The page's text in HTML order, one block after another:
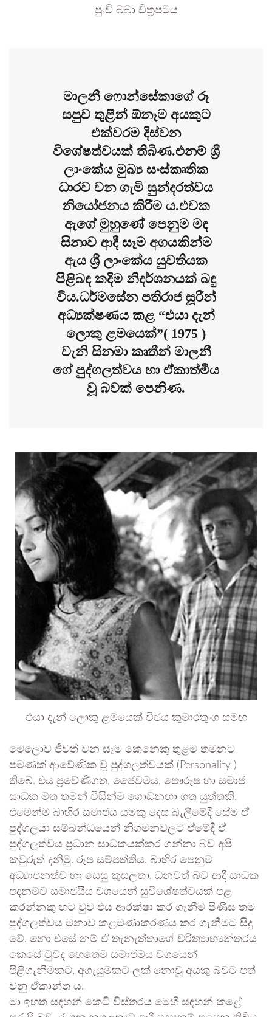
පුංචි බබා චිත්‍රපටය
මාලනී ෆොන්සේකාගේ රූ
සපුව තුළින් ඕනෑම අයකුට
එක්වරම දිස්වන
විශේෂත්වයක් තිබිණ.එනම් ශ්‍රී
ලාංකේය මුඛ්‍ය සංස්කෘතික
ධාරව වන ගැමි සුන්දරත්වය
නියෝජනය කිරීම ය.එවක
ඇගේ මුහුණේ පෙනුම මඳ
සිනාව ආදී සෑම අගයකින්ම
ඇය ශ්‍රී ලාංකේය යුවතියක
පිළිබඳ කදිම නිදර්ශනයක් බඳු
විය.ධර්මසේන පතිරාජ සූරීන්
අධ්‍යක්ෂණය කළ “එයා දැන්
ලොකු ළමයෙක්”( 1975 )
වැනි සිනමා කෘතීන් මාලනී
ගේ පුද්ගලත්වය හා ඒකාත්මීය
වූ බවක් පෙනිණ.
එයා දැන් ලොකු ළමයෙක් විජය කුමාරතුංග සමඟ
මෙලොව ජීවත් වන සෑම කෙනෙකු තුළම තමනට
පමණක් ආවේණික වූ පුද්ගලත්වයක් (Personality )
තිබේ. එය ප්‍රවේණිගත, ජෛවමය, පෞරුෂ හා සමාජ
සාධක මත තමන් විසින්ම ගොඩනඟා ගත යුත්තකි.
එමෙන්ම බාහිර සමාජය යමකු දෙස බැලීමේදී සේම ඒ
පුද්ගලයා සම්බන්ධයෙන් නිගමනවලට ඒමේදී ඒ
පුද්ගලත්වය ප්‍රධාන සාධකයක්කර ගන්නා බව අපි
කවුරුත් දනිමු. රූප සම්පත්තිය, බාහිර පෙනුම
අධ්‍යාපනත්ව හා සෙසු කුසලතා, ධනවත් බව ආදී සාධක
පදනම්ව සමාජයීය වශයෙන් සුවිශේෂත්වයක් පළ
කරන්නකු හට වුව එය ආරක්ෂා කර ගැනීම පිණිස තම
පුද්ගලත්වය මනාව කළමණාකරණය කර ගැනීමට සිදු
වේ. නො එසේ නම් ඒ තැනැත්තාගේ චරිත්‍යාභ්‍යන්තරය
කෙසේ වුවද හෙතෙම සමාජමය වශයෙන්
පිළිගැනීමකට, අගැයුමකට ලක් නොවූ අයකු බවට පත්
වනු ඒකාන්ත ය.
මා ඉහත සඳහන් කෙටි විස්තරය මෙහි සඳහන් කළේ